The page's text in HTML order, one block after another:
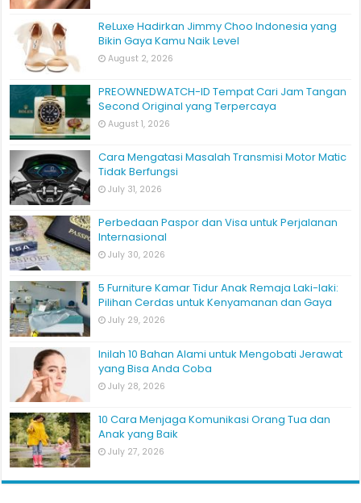
ReLuxe Hadirkan Jimmy Choo Indonesia yang
Bikin Gaya Kamu Naik Level
August 2, 2026
PREOWNEDWATCH-ID Tempat Cari Jam Tangan
Second Original yang Terpercaya
August 1, 2026
Cara Mengatasi Masalah Transmisi Motor Matic
Tidak Berfungsi
July 31, 2026
Perbedaan Paspor dan Visa untuk Perjalanan
Internasional
July 30, 2026
5 Furniture Kamar Tidur Anak Remaja Laki-laki:
Pilihan Cerdas untuk Kenyamanan dan Gaya
July 29, 2026
Inilah 10 Bahan Alami untuk Mengobati Jerawat
yang Bisa Anda Coba
July 28, 2026
10 Cara Menjaga Komunikasi Orang Tua dan
Anak yang Baik
July 27, 2026